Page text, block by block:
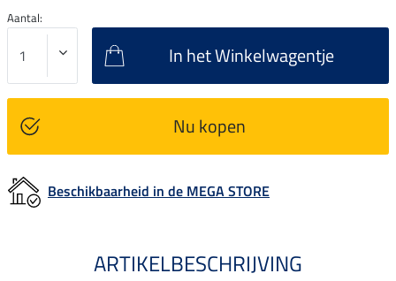
Aantal:
In het Winkelwagentje
Nu kopen
Beschikbaarheid in de MEGA STORE
ARTIKELBESCHRIJVING